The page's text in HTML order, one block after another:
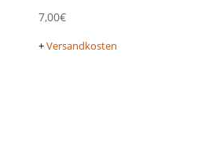
7,00€
+Versandkosten